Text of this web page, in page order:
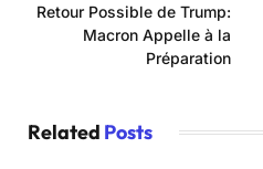
Retour Possible de Trump:
Macron Appelle à la
Préparation
Related Posts